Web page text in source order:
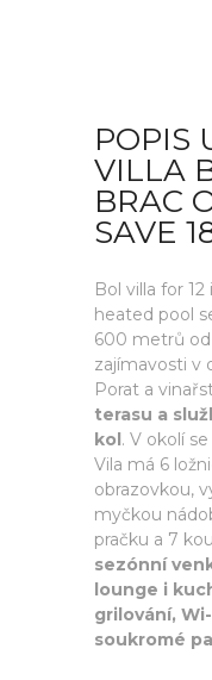
POPIS
VILLA
BRAC
SAVE
Bol villa for
heated pool
600 metrů od
zajímavosti v
Porat a
terasu a
kol. V okolí
Vila má 6
obrazovkou,
myčkou
pračku a 7
sezónní
lounge i
grilování,
soukromé